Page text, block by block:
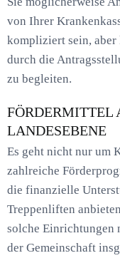
von Ihrer
kompliziert sein, aber
durch die
zu begleiten.
FÖRDERMITTEL
LANDESEBENE
Es geht nicht nur um
zahlreiche
die finanzielle
Treppenliften
solche Einrichtungen
der Gemeinschaft